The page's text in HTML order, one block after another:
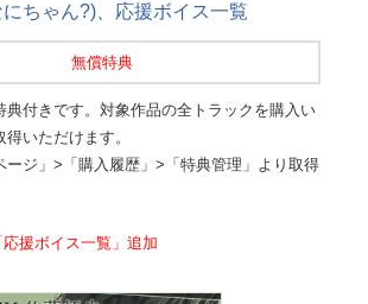
ちゃん?)、応援ボイス一覧
無償特典
典付きです。対象作品の全トラックを購入い
いただけます。
ジ」>「購入履歴」>「特典管理」より取得
援ボイス一覧」追加